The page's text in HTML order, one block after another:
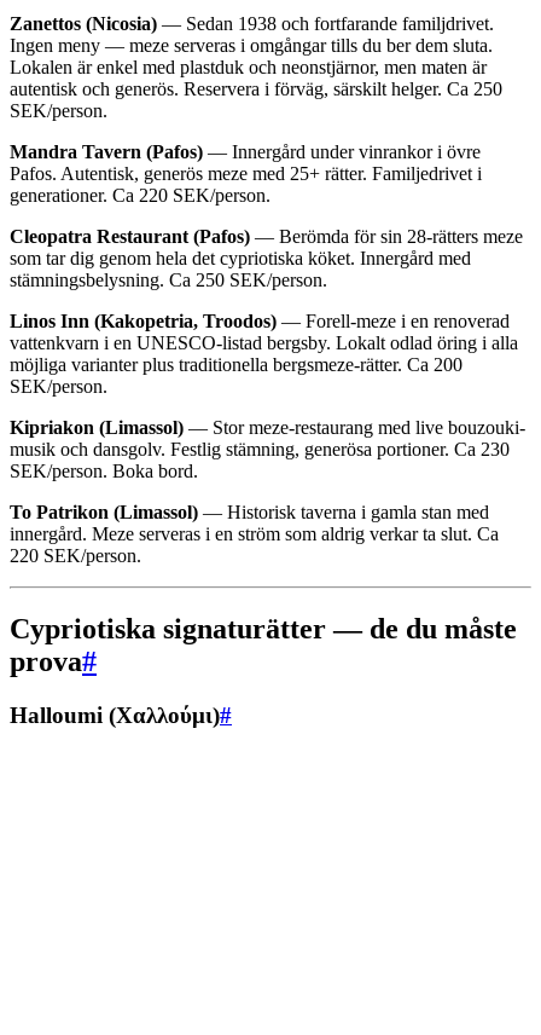
Zanettos (Nicosia) — Sedan 1938 och fortfarande familjdrivet.
Ingen meny — meze serveras i omgångar tills du ber dem sluta.
Lokalen är enkel med plastduk och neonstjärnor, men maten är
autentisk och generös. Reservera i förväg, särskilt helger. Ca 250
SEK/person.
Mandra Tavern (Pafos) — Innergård under vinrankor i övre
Pafos. Autentisk, generös meze med 25+ rätter. Familjedrivet i
generationer. Ca 220 SEK/person.
Cleopatra Restaurant (Pafos) — Berömda för sin 28-rätters meze
som tar dig genom hela det cypriotiska köket. Innergård med
stämningsbelysning. Ca 250 SEK/person.
Linos Inn (Kakopetria, Troodos) — Forell-meze i en renoverad
vattenkvarn i en UNESCO-listad bergsby. Lokalt odlad öring i alla
möjliga varianter plus traditionella bergsmeze-rätter. Ca 200
SEK/person.
Kipriakon (Limassol) — Stor meze-restaurang med live bouzouki-
musik och dansgolv. Festlig stämning, generösa portioner. Ca 230
SEK/person. Boka bord.
To Patrikon (Limassol) — Historisk taverna i gamla stan med
innergård. Meze serveras i en ström som aldrig verkar ta slut. Ca
220 SEK/person.
Cypriotiska signaturätter — de du måste
prova#
Halloumi (Χαλλούμι)#